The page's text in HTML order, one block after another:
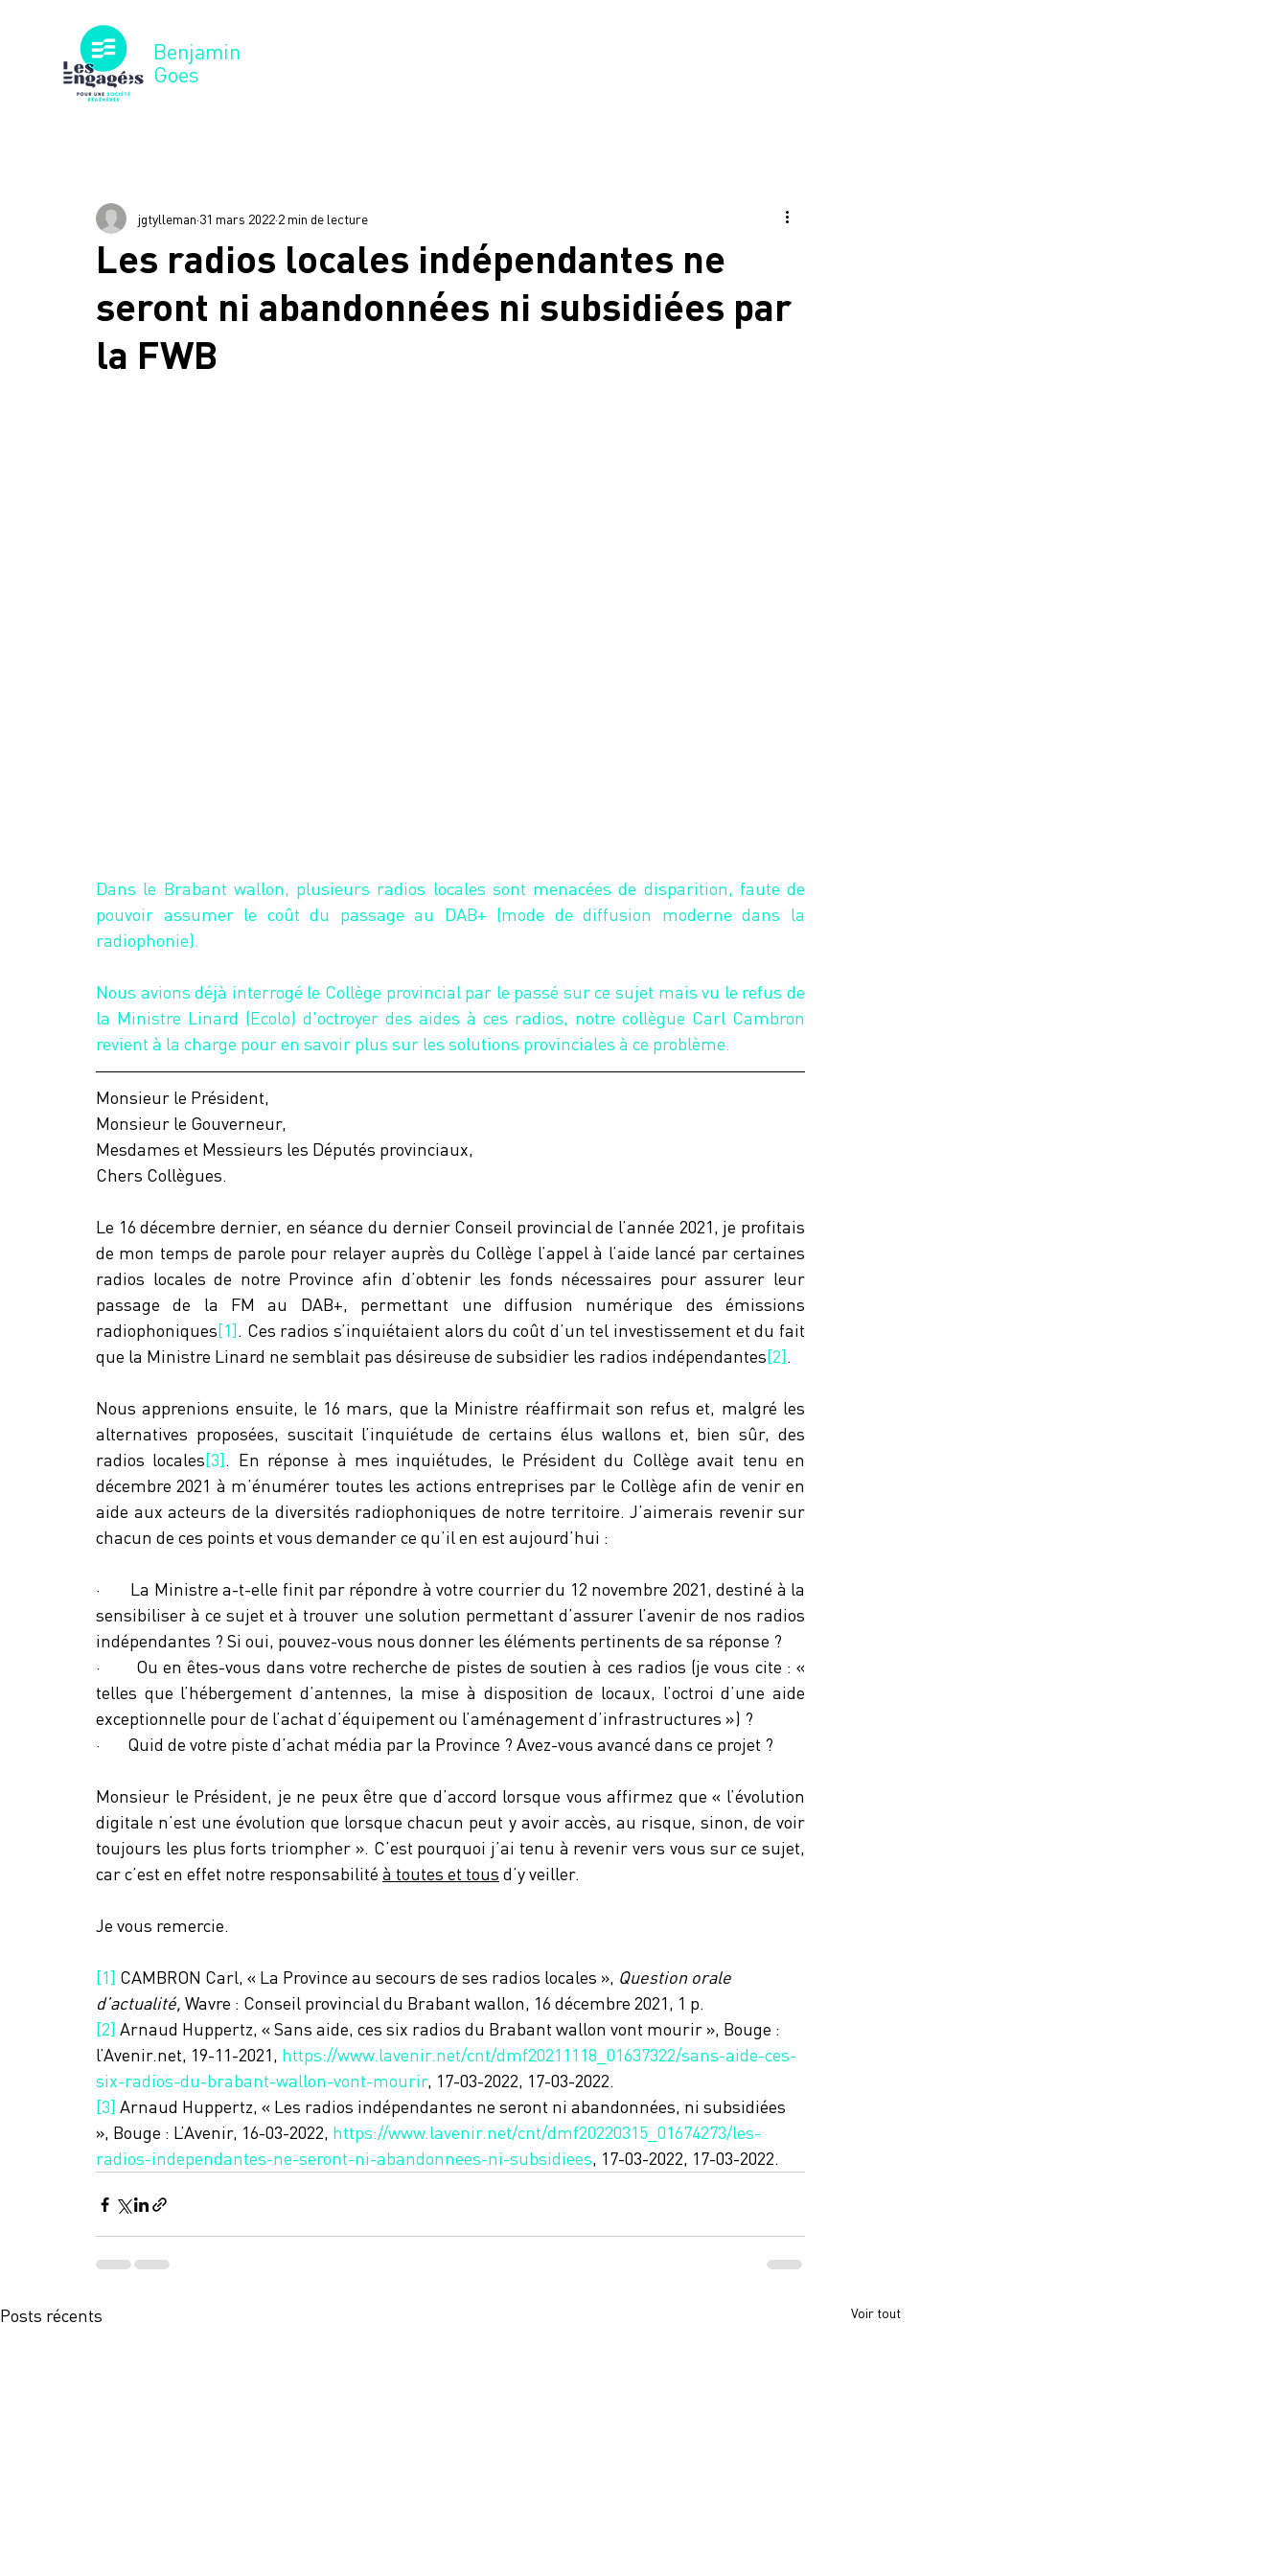
Benjamin
Goes
Les radios locales indépendantes ne
seront ni abandonnées ni subsidiées par
la FWB
jgtylleman 31 mars 2022 2 min de lecture
Dans le Brabant wallon, plusieurs radios locales sont menacées de disparition, faute de
pouvoir assumer le coût du passage au DAB+ (mode de diffusion moderne dans la
radiophonie).
Nous avions déjà interrogé le Collège provincial par le passé sur ce sujet mais vu le refus de
la Ministre Linard (Ecolo) d'octroyer des aides à ces radios, notre collègue Carl Cambron
revient à la charge pour en savoir plus sur les solutions provinciales à ce problème.
Monsieur le Président,
Monsieur le Gouverneur,
Mesdames et Messieurs les Députés provinciaux,
Chers Collègues.
Le 16 décembre dernier, en séance du dernier Conseil provincial de l’année 2021, je profitais
de mon temps de parole pour relayer auprès du Collège l’appel à l’aide lancé par certaines
radios locales de notre Province afin d’obtenir les fonds nécessaires pour assurer leur
passage de la FM au DAB+, permettant une diffusion numérique des émissions
radiophoniques[1]. Ces radios s’inquiétaient alors du coût d’un tel investissement et du fait
que la Ministre Linard ne semblait pas désireuse de subsidier les radios indépendantes[2].
Nous apprenions ensuite, le 16 mars, que la Ministre réaffirmait son refus et, malgré les
alternatives proposées, suscitait l’inquiétude de certains élus wallons et, bien sûr, des
radios locales[3]. En réponse à mes inquiétudes, le Président du Collège avait tenu en
décembre 2021 à m’énumérer toutes les actions entreprises par le Collège afin de venir en
aide aux acteurs de la diversités radiophoniques de notre territoire. J’aimerais revenir sur
chacun de ces points et vous demander ce qu’il en est aujourd’hui :
·       La Ministre a-t-elle finit par répondre à votre courrier du 12 novembre 2021, destiné à la
sensibiliser à ce sujet et à trouver une solution permettant d’assurer l’avenir de nos radios
indépendantes ? Si oui, pouvez-vous nous donner les éléments pertinents de sa réponse ?
·       Ou en êtes-vous dans votre recherche de pistes de soutien à ces radios (je vous cite : «
telles que l’hébergement d’antennes, la mise à disposition de locaux, l’octroi d’une aide
exceptionnelle pour de l’achat d’équipement ou l’aménagement d’infrastructures ») ?
·       Quid de votre piste d’achat média par la Province ? Avez-vous avancé dans ce projet ?
Monsieur le Président, je ne peux être que d’accord lorsque vous affirmez que « l’évolution
digitale n’est une évolution que lorsque chacun peut y avoir accès, au risque, sinon, de voir
toujours les plus forts triompher ». C’est pourquoi j’ai tenu à revenir vers vous sur ce sujet,
car c’est en effet notre responsabilité à toutes et tous d’y veiller.
Je vous remercie.
[1] CAMBRON Carl, « La Province au secours de ses radios locales », Question orale
d’actualité, Wavre : Conseil provincial du Brabant wallon, 16 décembre 2021, 1 p.
[2] Arnaud Huppertz, « Sans aide, ces six radios du Brabant wallon vont mourir », Bouge :
l’Avenir.net, 19-11-2021, https://www.lavenir.net/cnt/dmf20211118_01637322/sans-aide-ces-
six-radios-du-brabant-wallon-vont-mourir, 17-03-2022, 17-03-2022.
[3] Arnaud Huppertz, « Les radios indépendantes ne seront ni abandonnées, ni subsidiées
», Bouge : L’Avenir, 16-03-2022, https://www.lavenir.net/cnt/dmf20220315_01674273/les-
radios-independantes-ne-seront-ni-abandonnees-ni-subsidiees, 17-03-2022, 17-03-2022.
Posts récents Voir tout